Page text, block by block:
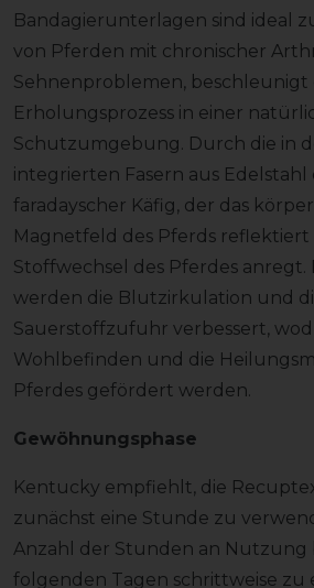
Bandagierunterlagen sind ideal
von Pferden mit chronischer
Sehnenproblemen, beschleunigt
Erholungsprozess in einer
Schutzumgebung. Durch die in
integrierten Fasern aus
faradayscher Käfig, der das
Magnetfeld des Pferds
Stoffwechsel des Pferdes
werden die Blutzirkulation und
Sauerstoffzufuhr verbessert,
Wohlbefinden und die
Pferdes gefördert werden.
Gewöhnungsphase
Kentucky empfiehlt, die
zunächst eine Stunde zu
Anzahl der Stunden an Nutzung
folgenden Tagen schrittweise zu